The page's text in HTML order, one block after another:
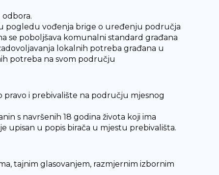
pogledu vođenja brige o uređenju područja
se poboljšava komunalni standard građana
lokalnih potreba građana u
potreba na svom području
pravo i prebivalište na području mjesnog
s navršenih 18 godina života koji ima
upisan u popis birača u mjestu prebivališta.
tajnim glasovanjem, razmjernim izbornim